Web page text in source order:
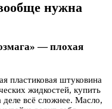
нужна
— плохая
пластиковая штуковина
жидкостей, купить
всё сложнее. Масло,